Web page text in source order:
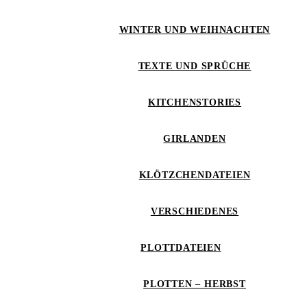
WINTER UND WEIHNACHTEN
TEXTE UND SPRÜCHE
KITCHENSTORIES
GIRLANDEN
KLÖTZCHENDATEIEN
VERSCHIEDENES
PLOTTDATEIEN
PLOTTEN – HERBST